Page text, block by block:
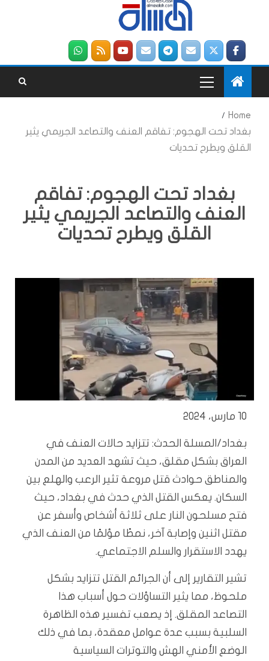
Home
بغداد تحت الهجوم: تفاقم العنف والتصاعد الجريمي يثير
القلق ويطرح تحديات
بغداد تحت الهجوم: تفاقم
العنف والتصاعد الجريمي يثير
القلق ويطرح تحديات
10 مارس، 2024
بغداد/المسلة الحدث: تتزايد حالات العنف في
العراق بشكل مقلق، حيث تشهد العديد من المدن
والمناطق حوادث قتل مروعة تثير الرعب والهلع بين
السكان. يعكس القتل الذي حدث في بغداد، حيث
فتح مسلحون النار على ثلاثة أشخاص وأسفر عن
مقتل اثنين وإصابة آخر، نمطًا مؤلمًا من العنف الذي
يهدد الاستقرار والسلم الاجتماعي.
تشير التقارير إلى أن الجرائم القتل تتزايد بشكل
ملحوظ، مما يثير التساؤلات حول أسباب هذا
التصاعد المقلق. إذ يصعب تفسير هذه الظاهرة
السلبية بسبب عدة عوامل معقدة، بما في ذلك
الوضع الأمني الهش والتوترات السياسية